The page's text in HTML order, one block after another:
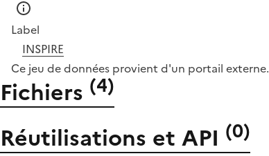
Label
INSPIRE
Ce jeu de données provient d'un portail externe.
Fichiers (4)
Réutilisations et API (0)